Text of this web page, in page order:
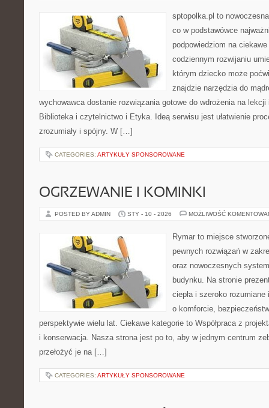
sptopolka.pl to
co w podstawówce
podpowiedziom na
codziennym rozwijaniu
którym dziecko może
znajdzie narzędzia do
wychowawca dostanie rozwiązania gotowe do wdrożenia na
Biblioteka i czytelnictwo i Etyka. Ideą serwisu jest ułatwienie
zrozumiały i spójny. W […]
CATEGORIES: ARTYKUŁY SPONSOROWANE
OGRZEWANIE I KOMINKI
POSTED BY ADMIN STY - 10 - 2026 MOŻLIWOŚĆ
Rymar to miejsce
pewnych rozwiązań w
oraz nowoczesnych
budynku. Na stronie
ciepła i szeroko
o komforcie,
perspektywie wielu lat. Ciekawe kategorie to Współpraca z
i konserwacja. Nasza strona jest po to, aby w jednym centrum
przełożyć je na […]
CATEGORIES: ARTYKUŁY SPONSOROWANE